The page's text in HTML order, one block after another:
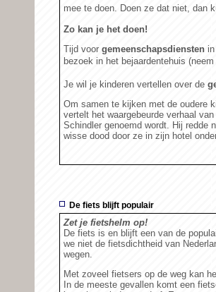
mee te doen. Doen ze dat niet, dan
Zo kan je het doen!
Tijd voor gemeenschapsdiensten
bezoek in het bejaardentehuis
Je wil je kinderen vertellen over de
Om samen te kijken met de oudere
vertelt het waargebeurde verhaal
Schindler genoemd wordt. Hij redde
wisse dood door ze in zijn hotel
De fiets blijft populair
Zet je fietshelm op!
De fiets is en blijft een van de
we niet de fietsdichtheid van
wegen.
Met zoveel fietsers op de weg kan
In de meeste gevallen komt een